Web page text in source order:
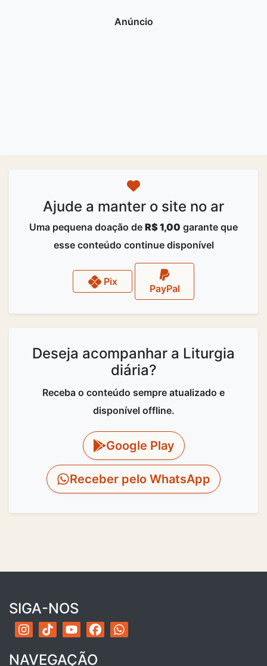
Ajude a manter o site no ar
Uma pequena doação de R$ 1,00 garante que
esse conteúdo continue disponível
Pix
PayPal
Deseja acompanhar a Liturgia
diária?
Receba o conteúdo sempre atualizado e
disponível offline.
Google Play
Receber pelo WhatsApp
SIGA-NOS
NAVEGAÇÃO